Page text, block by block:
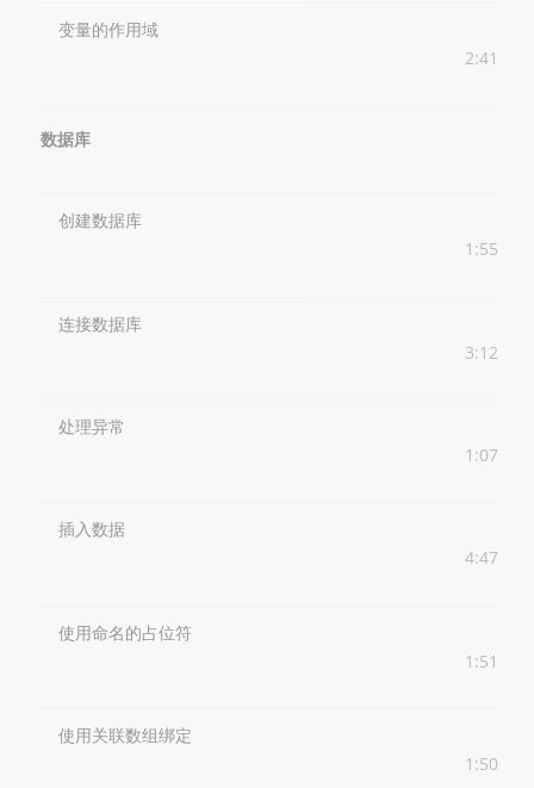
变量的作用域
2:41
数据库
创建数据库
1:55
连接数据库
3:12
处理异常
1:07
插入数据
4:47
使用命名的占位符
1:51
使用关联数组绑定
1:50